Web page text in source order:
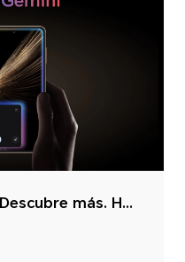
El poder de Gemini IA. Descubre más. Haz más.